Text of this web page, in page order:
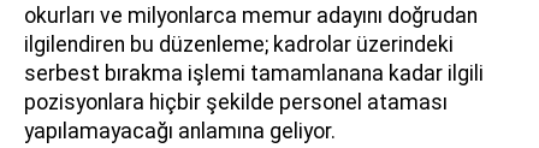
okurları ve milyonlarca memur adayını doğrudan
ilgilendiren bu düzenleme; kadrolar üzerindeki
serbest bırakma işlemi tamamlanana kadar ilgili
pozisyonlara hiçbir şekilde personel ataması
yapılamayacağı anlamına geliyor.